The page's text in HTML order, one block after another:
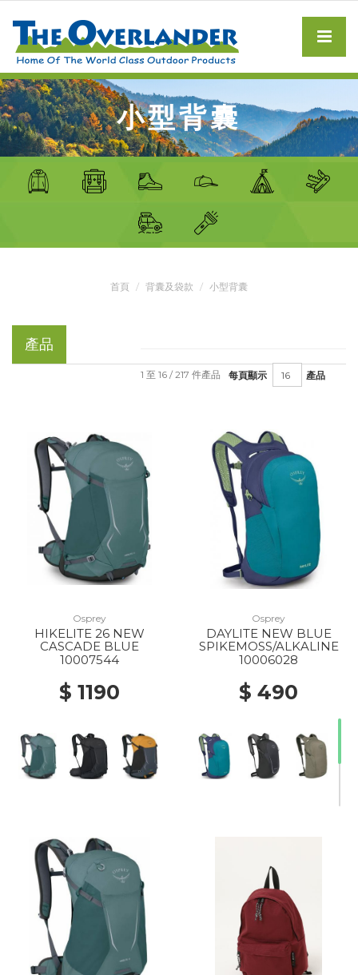
小型背囊
首頁 背囊及袋款 小型背囊
產品
每頁顯示 產品
1 至 16 / 217 件產品
Osprey
HIKELITE 26 NEW
CASCADE BLUE
10007544
$ 1190
Osprey
DAYLITE NEW BLUE
SPIKEMOSS/ALKALINE
10006028
$ 490